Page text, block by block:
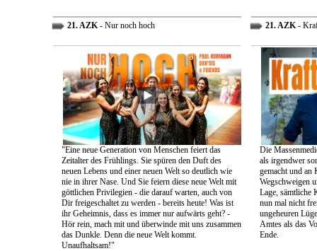
21. AZK- Nur noch hoch
"Eine neue Generation von Menschen feiert das
Zeitalter des Frühlings. Sie spüren den Duft des
neuen Lebens und einer neuen Welt so deutlich wie
nie in ihrer Nase. Und Sie feiern diese neue Welt mit
göttlichen Privilegien - die darauf warten, auch von
Dir freigeschaltet zu werden - bereits heute! Was ist
ihr Geheimnis, dass es immer nur aufwärts geht? -
Hör rein, mach mit und überwinde mit uns zusammen
das Dunkle. Denn die neue Welt kommt.
Unaufhaltsam!"
21. AZK-
Die
als irgendwer
gemacht und an
Wegschweigen
Lage, sämtliche
nun mal nicht
ungeheuren
Amtes als das
Ende.